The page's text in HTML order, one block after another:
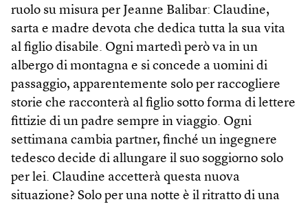
ruolo su misura per Jeanne Balibar: Claudine,
sarta e madre devota che dedica tutta la sua vita
al figlio disabile. Ogni martedì però va in un
albergo di montagna e si concede a uomini di
passaggio, apparentemente solo per raccogliere
storie che racconterà al figlio sotto forma di lettere
fittizie di un padre sempre in viaggio. Ogni
settimana cambia partner, finché un ingegnere
tedesco decide di allungare il suo soggiorno solo
per lei. Claudine accetterà questa nuova
situazione? Solo per una notte è il ritratto di una